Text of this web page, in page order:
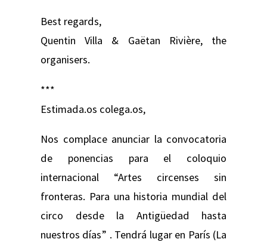
Best regards,
Quentin Villa & Gaëtan Rivière, the
organisers.
***
Estimada.os colega.os,
Nos complace anunciar la convocatoria
de ponencias para el coloquio
internacional “Artes circenses sin
fronteras. Para una historia mundial del
circo desde la Antigüedad hasta
nuestros días” . Tendrá lugar en París (La